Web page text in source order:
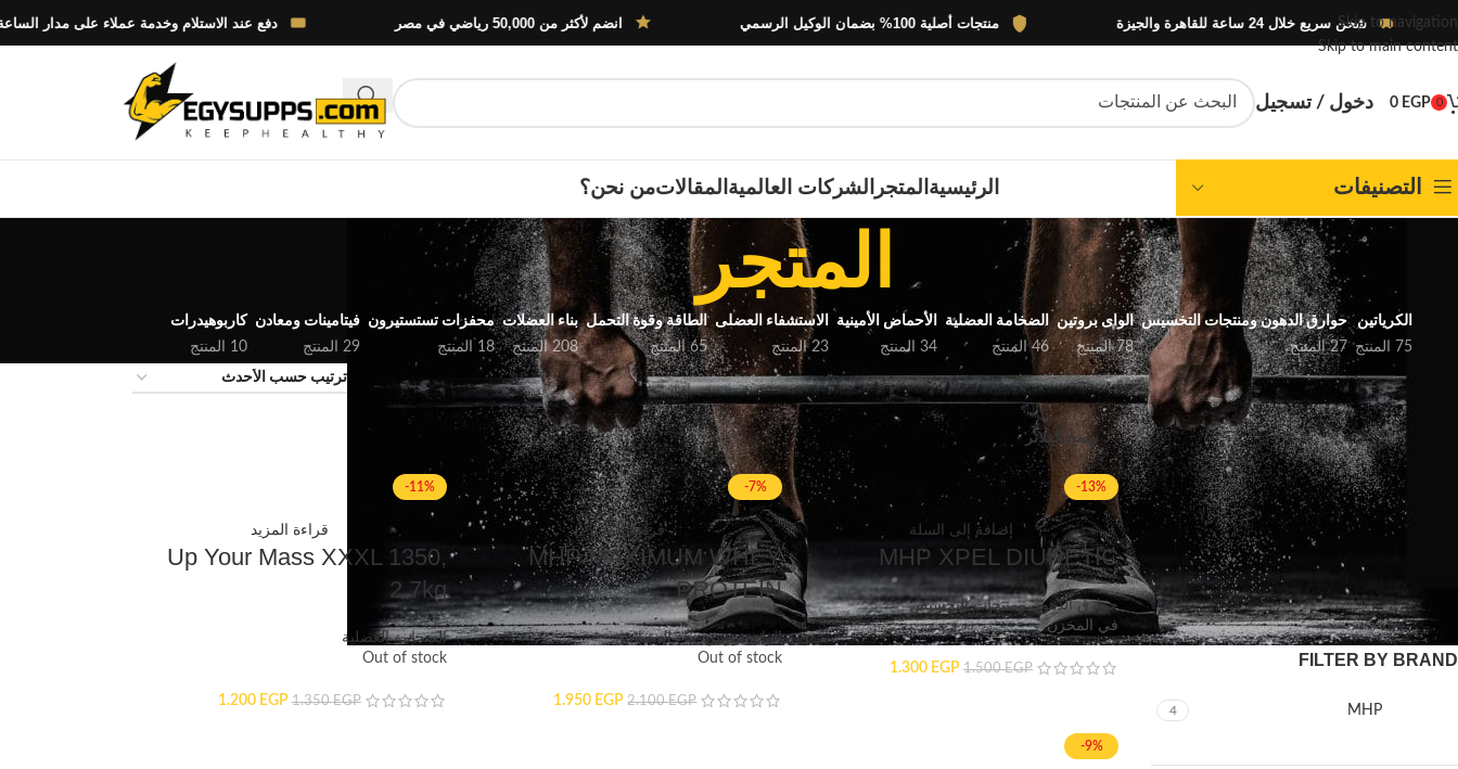
Skip to navigation
Skip to main content
دفع عند الاستلام وخدمة عملاء على مدار الساعة انضم لأكثر من 50,000 رياضي في مصر منتجات أصلية 100% بضمان الوكيل الرسمي شحن سريع خلال 24 ساعة للقاهرة والجيزة
0
0 EGP دخول / تسجيل
التصنيفات الرئيسية المتجر الشركات العالمية المقالاتمن نحن؟
المتجر
الكرياتين
75 المنتج
حوارق الدهون ومنتجات التخسيس
27 المنتج
الواى بروتين
78 المنتج
الضخامة العضلية
46 المنتج
الأحماض الأمينية
34 المنتج
الاستشفاء العضلى
23 المنتج
الطاقة وقوة التحمل
65 المنتج
بناء العضلات
208 المنتج
محفزات تستستيرون
18 المنتج
فيتامينات ومعادن
29 المنتج
كاربوهيدرات
10 المنتج
FILTER BY PRICE
FILTER BY BRAND
MHP
4
الرئيسية المتجر
مسح الفلاتر
MHP
-13%
إضافة إلى السلة
MHP XPEL DIURETIC
حوارق الدهون ومنتجات التخسيس
في المخزن
1.500EGP
1.300 EGP
-7%
قراءة المزيد
MHP MAXIMUM WHEY
PROTEIN
الواى بروتين, بناء العضلات
Out of stock
2.100EGP
1.950 EGP
-11%
قراءة المزيد
Up Your Mass XXXL 1350,
2.7kg
الضخامة العضلية
Out of stock
1.350EGP
1.200 EGP
-9%